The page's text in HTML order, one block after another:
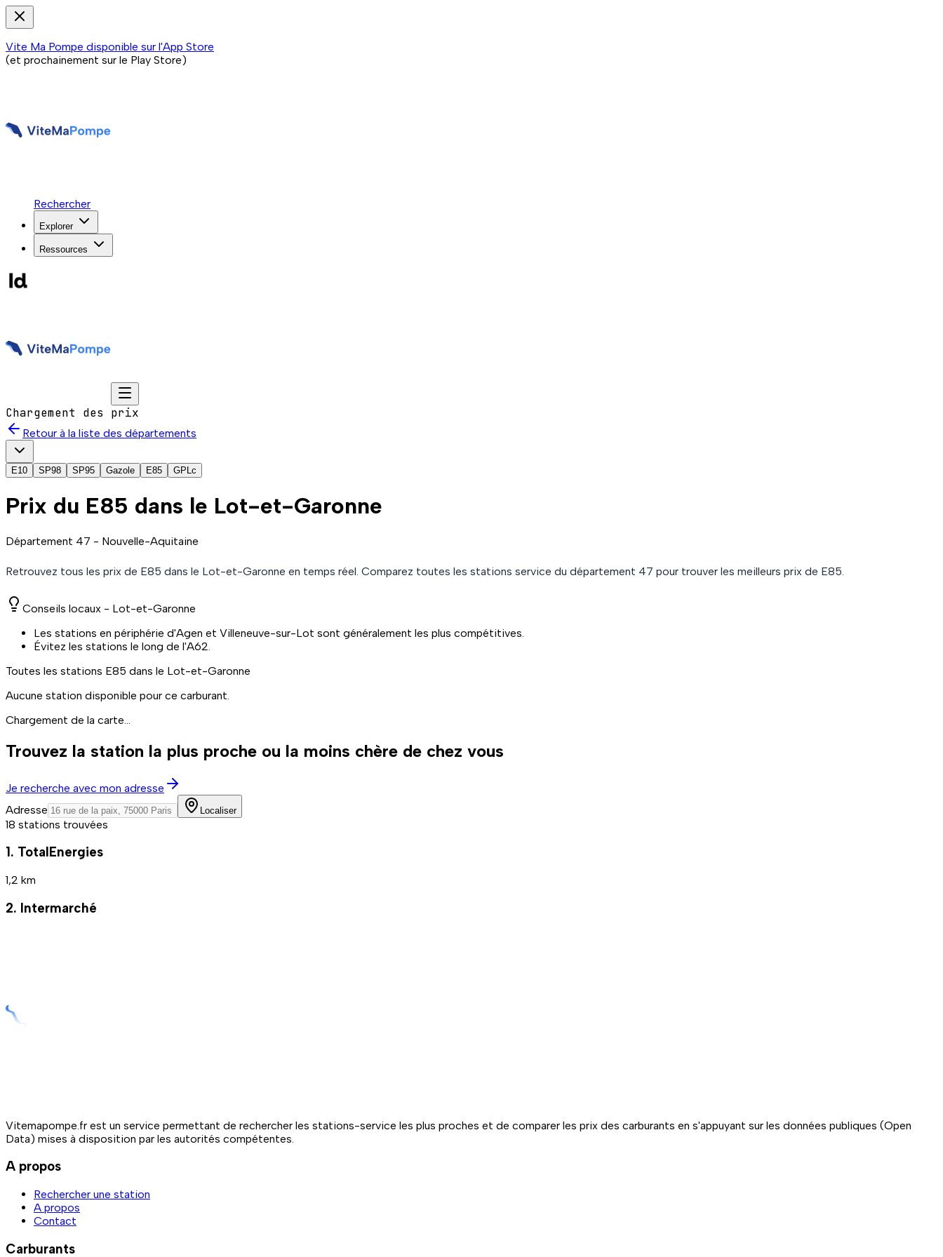
Vite Ma Pompe disponible sur l'App Store
(et prochainement sur le Play Store)
Rechercher
Explorer
Ressources
Chargement des prix
Retour à la liste des départements
E10 SP98 SP95 Gazole E85 GPLc
Prix du E85 dans le Lot-et-Garonne
Département 47 - Nouvelle-Aquitaine
Retrouvez tous les prix de E85 dans le Lot-et-Garonne en temps réel. Comparez toutes les stations service du département 47 pour trouver les meilleurs prix de E85.
Conseils locaux - Lot-et-Garonne
Les stations en périphérie d'Agen et Villeneuve-sur-Lot sont généralement les plus compétitives.
Évitez les stations le long de l'A62.
Toutes les stations E85 dans le Lot-et-Garonne
Aucune station disponible pour ce carburant.
Chargement de la carte...
Trouvez la station la plus proche ou la moins chère de chez vous
Je recherche avec mon adresse
Adresse
Localiser
18 stations trouvées
1. TotalEnergies
1,2 km
2. Intermarché
Vitemapompe.fr est un service permettant de rechercher les stations-service les plus proches et de comparer les prix des carburants en s'appuyant sur les données publiques (Open
Data) mises à disposition par les autorités compétentes.
A propos
Rechercher une station
A propos
Contact
Carburants